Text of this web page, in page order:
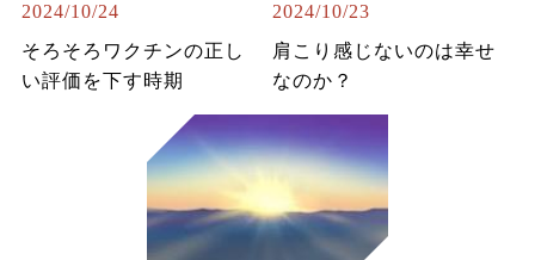
2024/10/24
そろそろワクチンの正し
い評価を下す時期
2024/10/23
肩こり感じないのは幸せ
なのか？